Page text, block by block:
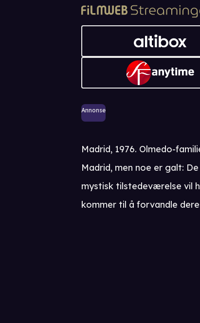
Annonse
Madrid, 1976. Olmedo-
Madrid, men noe er galt:
mystisk tilstedeværelse vil
kommer til å forvandle